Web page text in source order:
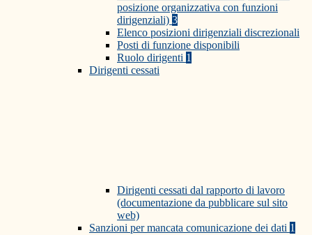
posizione organizzativa con funzioni
dirigenziali) 3
Elenco posizioni dirigenziali discrezionali
Posti di funzione disponibili
Ruolo dirigenti 1
Dirigenti cessati
Dirigenti cessati dal rapporto di lavoro
(documentazione da pubblicare sul sito
web)
Sanzioni per mancata comunicazione dei dati 1